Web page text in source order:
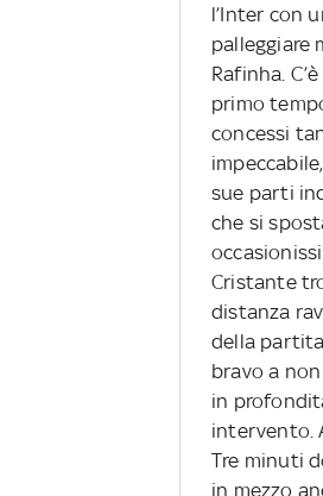
l’Inter con
palleggiare
Rafinha.
primo
concessi
sue parti
che si
Cristante
distanza
della
bravo a
in
intervento.
Tre minuti
in mezzo